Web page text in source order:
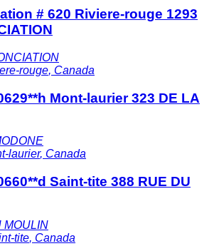
# 620 Riviere-rouge 1293
rouge, Canada
Mont-laurier 323 DE LA
laurier, Canada
Saint-tite 388 RUE DU
MOULIN
tite, Canada